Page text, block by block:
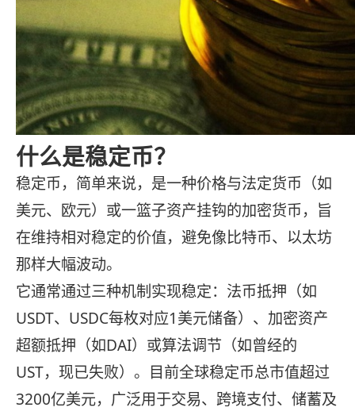
什么是稳定币？
稳定币，简单来说，是一种价格与法定货币（如
美元、欧元）或一篮子资产挂钩的加密货币，旨
在维持相对稳定的价值，避免像比特币、以太坊
那样大幅波动。
它通常通过三种机制实现稳定：法币抵押（如
USDT、USDC每枚对应1美元储备）、加密资产
超额抵押（如DAI）或算法调节（如曾经的
UST，现已失败）。目前全球稳定币总市值超过
3200亿美元，广泛用于交易、跨境支付、储蓄及